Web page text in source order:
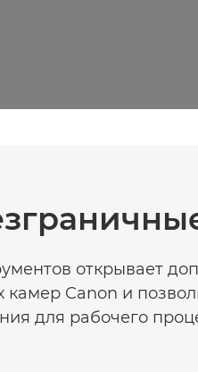
открывает
Canon и
для рабочего